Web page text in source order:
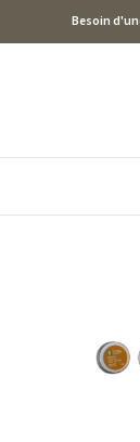
Besoin